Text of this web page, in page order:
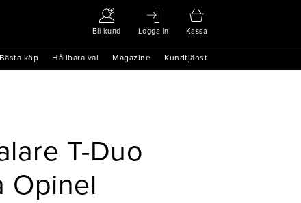
Bli kund Logga in Kassa
Bästa köp Hållbara val Magazine Kundtjänst
T-Duo
Opinel